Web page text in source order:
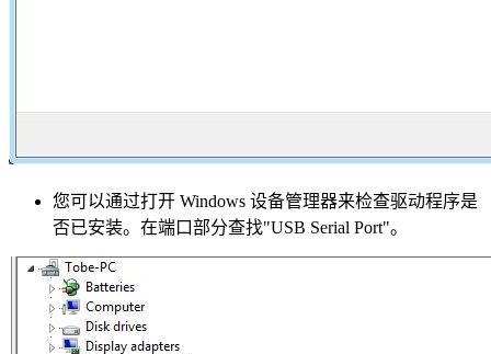
您可以通过打开 Windows 设备管理器来检查驱动程序是
否已安装。在端口部分查找"USB Serial Port"。